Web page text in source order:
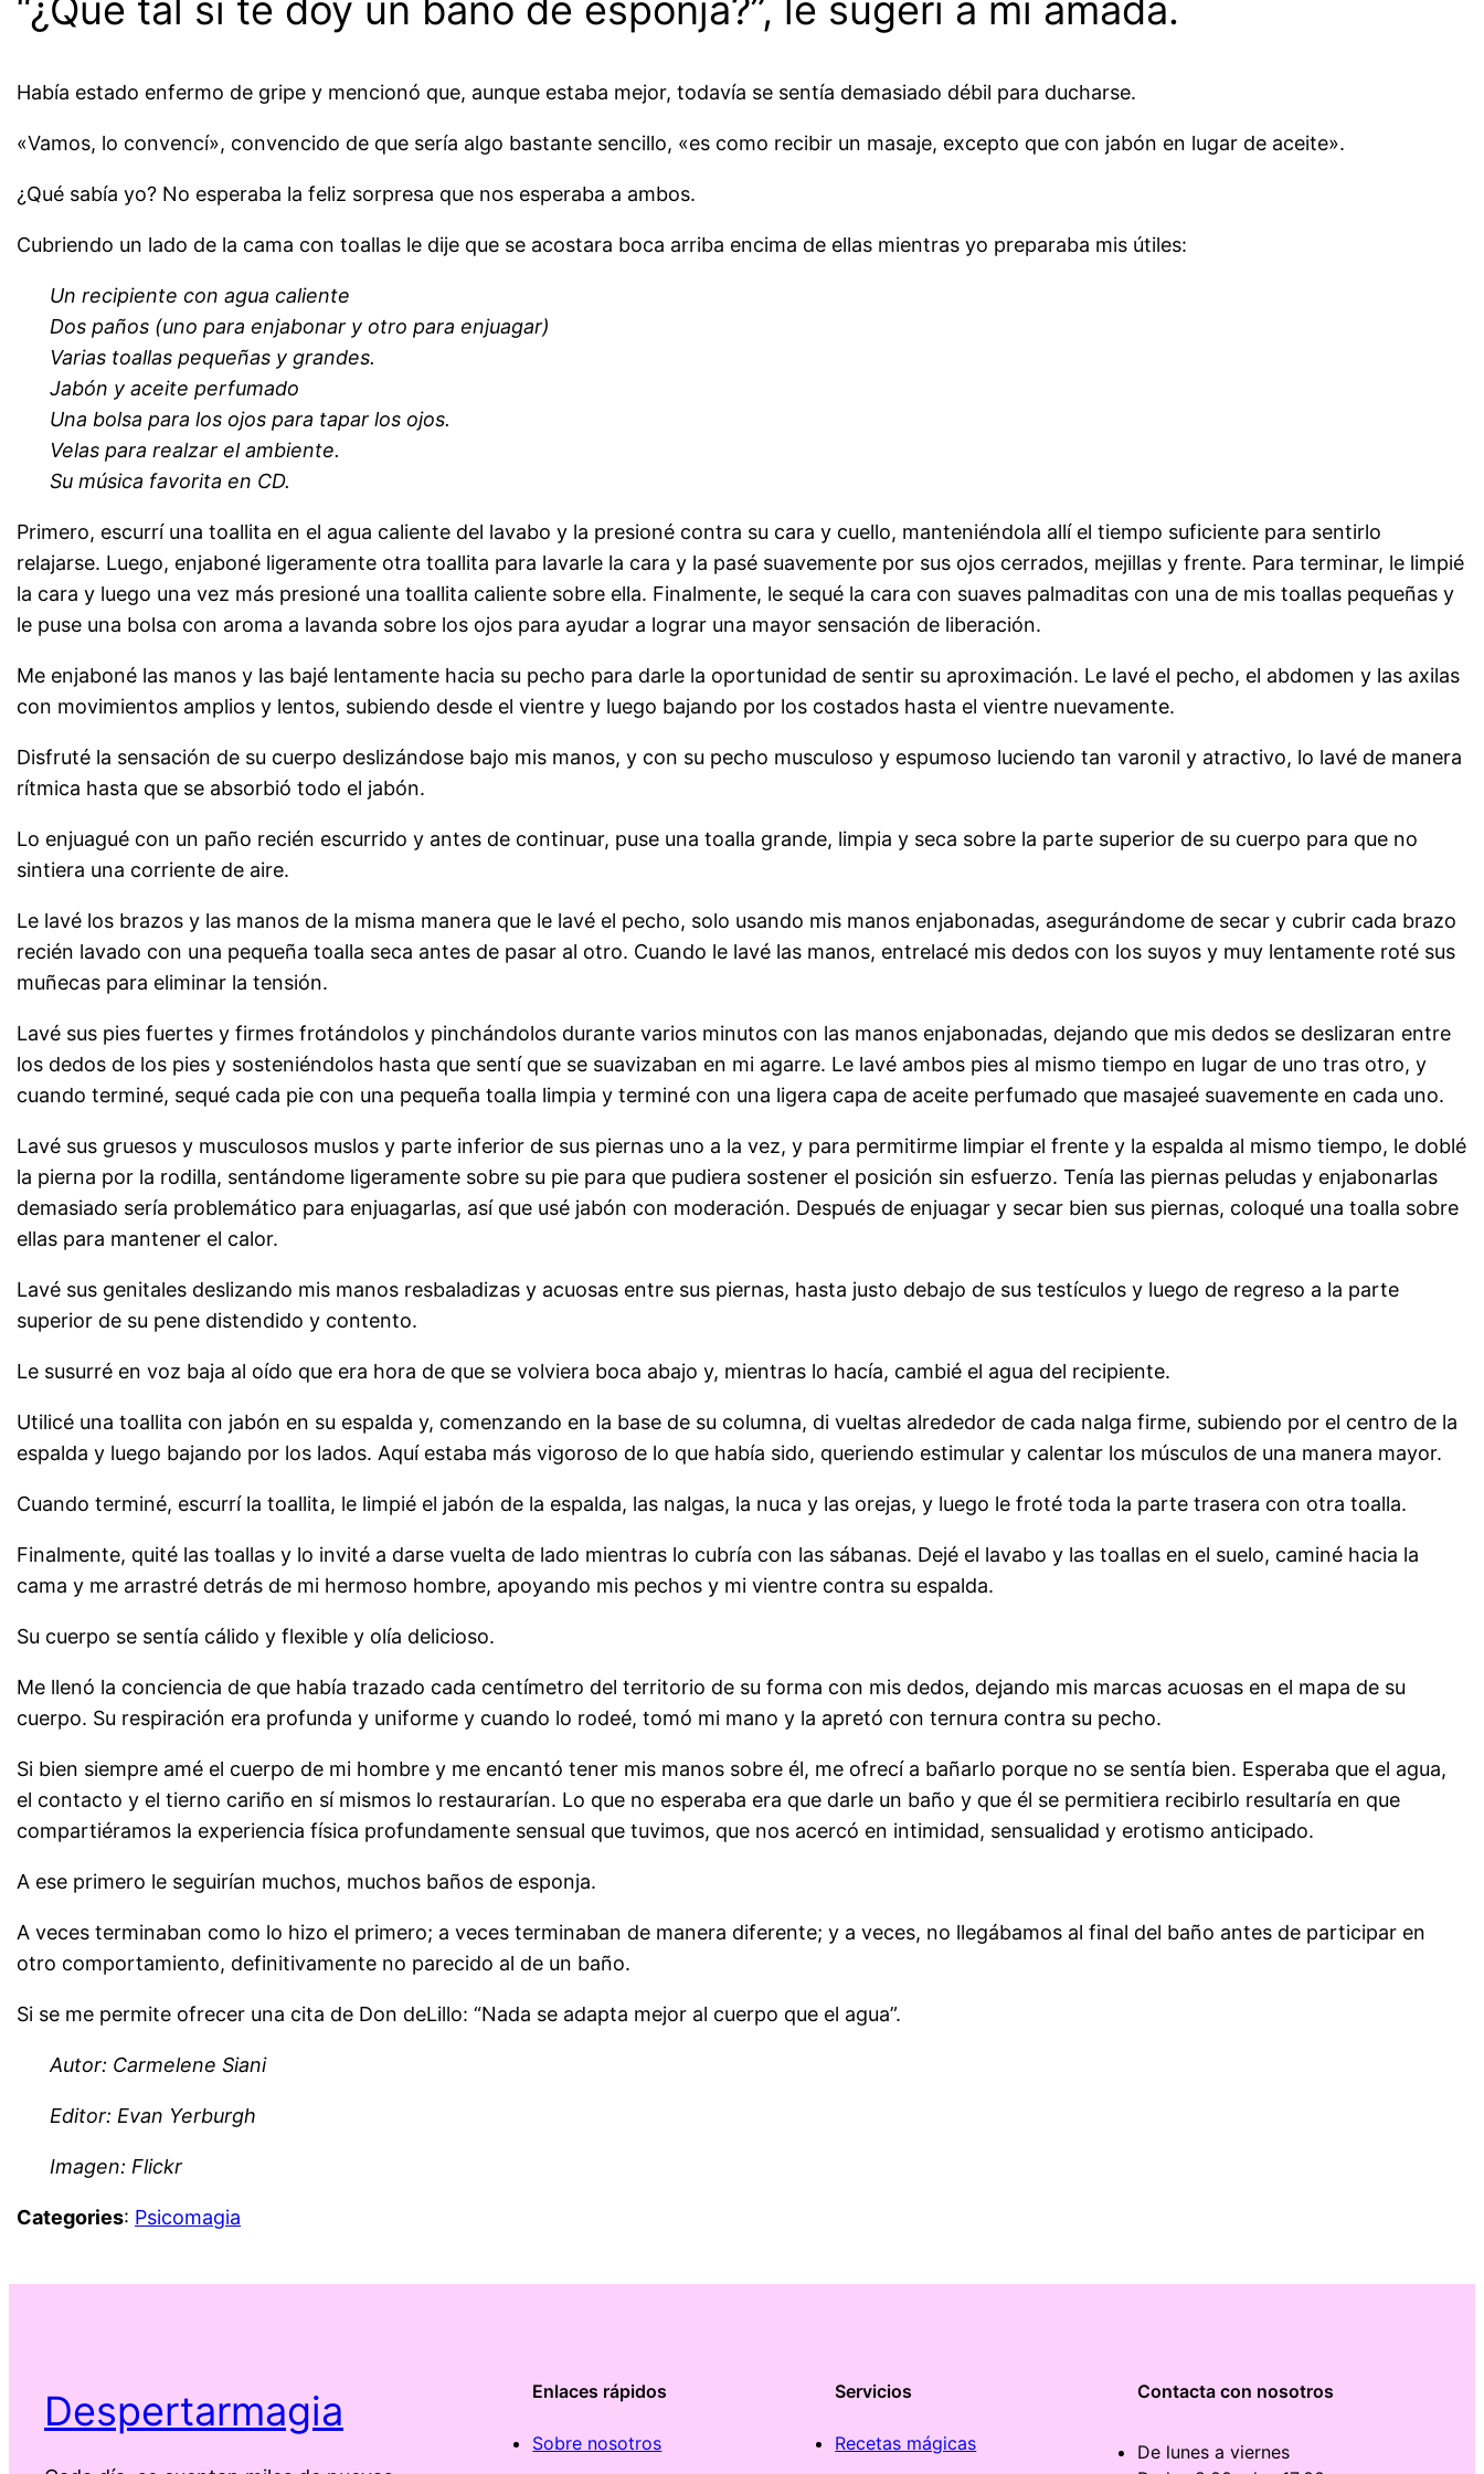
“¿Qué tal si te doy un baño de esponja?”, le sugerí a mi amada.
Había estado enfermo de gripe y mencionó que, aunque estaba mejor, todavía se sentía demasiado débil para ducharse.
«Vamos, lo convencí», convencido de que sería algo bastante sencillo, «es como recibir un masaje, excepto que con jabón en lugar de aceite».
¿Qué sabía yo? No esperaba la feliz sorpresa que nos esperaba a ambos.
Cubriendo un lado de la cama con toallas le dije que se acostara boca arriba encima de ellas mientras yo preparaba mis útiles:
Un recipiente con agua caliente
Dos paños (uno para enjabonar y otro para enjuagar)
Varias toallas pequeñas y grandes.
Jabón y aceite perfumado
Una bolsa para los ojos para tapar los ojos.
Velas para realzar el ambiente.
Su música favorita en CD.
Primero, escurrí una toallita en el agua caliente del lavabo y la presioné contra su cara y cuello, manteniéndola allí el tiempo suficiente para sentirlo
relajarse. Luego, enjaboné ligeramente otra toallita para lavarle la cara y la pasé suavemente por sus ojos cerrados, mejillas y frente. Para terminar, le limpié
la cara y luego una vez más presioné una toallita caliente sobre ella. Finalmente, le sequé la cara con suaves palmaditas con una de mis toallas pequeñas y
le puse una bolsa con aroma a lavanda sobre los ojos para ayudar a lograr una mayor sensación de liberación.
Me enjaboné las manos y las bajé lentamente hacia su pecho para darle la oportunidad de sentir su aproximación. Le lavé el pecho, el abdomen y las axilas
con movimientos amplios y lentos, subiendo desde el vientre y luego bajando por los costados hasta el vientre nuevamente.
Disfruté la sensación de su cuerpo deslizándose bajo mis manos, y con su pecho musculoso y espumoso luciendo tan varonil y atractivo, lo lavé de manera
rítmica hasta que se absorbió todo el jabón.
Lo enjuagué con un paño recién escurrido y antes de continuar, puse una toalla grande, limpia y seca sobre la parte superior de su cuerpo para que no
sintiera una corriente de aire.
Le lavé los brazos y las manos de la misma manera que le lavé el pecho, solo usando mis manos enjabonadas, asegurándome de secar y cubrir cada brazo
recién lavado con una pequeña toalla seca antes de pasar al otro. Cuando le lavé las manos, entrelacé mis dedos con los suyos y muy lentamente roté sus
muñecas para eliminar la tensión.
Lavé sus pies fuertes y firmes frotándolos y pinchándolos durante varios minutos con las manos enjabonadas, dejando que mis dedos se deslizaran entre
los dedos de los pies y sosteniéndolos hasta que sentí que se suavizaban en mi agarre. Le lavé ambos pies al mismo tiempo en lugar de uno tras otro, y
cuando terminé, sequé cada pie con una pequeña toalla limpia y terminé con una ligera capa de aceite perfumado que masajeé suavemente en cada uno.
Lavé sus gruesos y musculosos muslos y parte inferior de sus piernas uno a la vez, y para permitirme limpiar el frente y la espalda al mismo tiempo, le doblé
la pierna por la rodilla, sentándome ligeramente sobre su pie para que pudiera sostener el posición sin esfuerzo. Tenía las piernas peludas y enjabonarlas
demasiado sería problemático para enjuagarlas, así que usé jabón con moderación. Después de enjuagar y secar bien sus piernas, coloqué una toalla sobre
ellas para mantener el calor.
Lavé sus genitales deslizando mis manos resbaladizas y acuosas entre sus piernas, hasta justo debajo de sus testículos y luego de regreso a la parte
superior de su pene distendido y contento.
Le susurré en voz baja al oído que era hora de que se volviera boca abajo y, mientras lo hacía, cambié el agua del recipiente.
Utilicé una toallita con jabón en su espalda y, comenzando en la base de su columna, di vueltas alrededor de cada nalga firme, subiendo por el centro de la
espalda y luego bajando por los lados. Aquí estaba más vigoroso de lo que había sido, queriendo estimular y calentar los músculos de una manera mayor.
Cuando terminé, escurrí la toallita, le limpié el jabón de la espalda, las nalgas, la nuca y las orejas, y luego le froté toda la parte trasera con otra toalla.
Finalmente, quité las toallas y lo invité a darse vuelta de lado mientras lo cubría con las sábanas. Dejé el lavabo y las toallas en el suelo, caminé hacia la
cama y me arrastré detrás de mi hermoso hombre, apoyando mis pechos y mi vientre contra su espalda.
Su cuerpo se sentía cálido y flexible y olía delicioso.
Me llenó la conciencia de que había trazado cada centímetro del territorio de su forma con mis dedos, dejando mis marcas acuosas en el mapa de su
cuerpo. Su respiración era profunda y uniforme y cuando lo rodeé, tomó mi mano y la apretó con ternura contra su pecho.
Si bien siempre amé el cuerpo de mi hombre y me encantó tener mis manos sobre él, me ofrecí a bañarlo porque no se sentía bien. Esperaba que el agua,
el contacto y el tierno cariño en sí mismos lo restaurarían. Lo que no esperaba era que darle un baño y que él se permitiera recibirlo resultaría en que
compartiéramos la experiencia física profundamente sensual que tuvimos, que nos acercó en intimidad, sensualidad y erotismo anticipado.
A ese primero le seguirían muchos, muchos baños de esponja.
A veces terminaban como lo hizo el primero; a veces terminaban de manera diferente; y a veces, no llegábamos al final del baño antes de participar en
otro comportamiento, definitivamente no parecido al de un baño.
Si se me permite ofrecer una cita de Don deLillo: “Nada se adapta mejor al cuerpo que el agua”.
Autor: Carmelene Siani
Editor: Evan Yerburgh
Imagen: Flickr
Categories: Psicomagia
Despertarmagia Enlaces rápidos
Sobre nosotros
Servicios
Recetas mágicas
Contacta con nosotros
De lunes a viernes